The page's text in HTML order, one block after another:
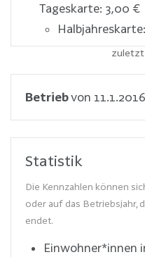
Tageskarte: 3,00 €
zuletzt
Betriebvon
Statistik
Die Kennzahlen können
oder auf das Betriebsjahr,
endet.
Einwohner*innen